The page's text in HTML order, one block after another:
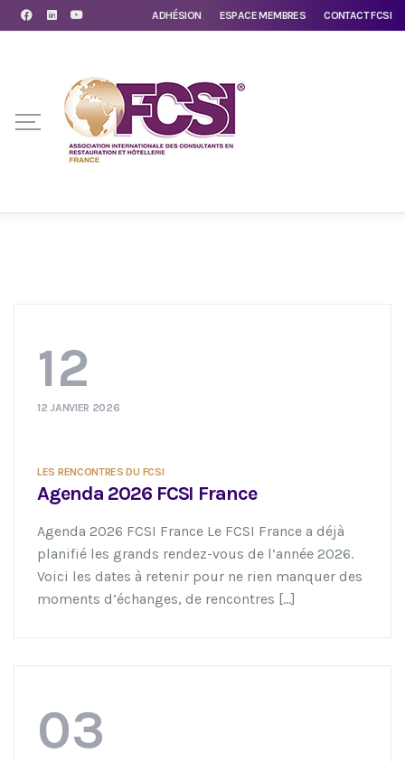
ADHÉSION ESPACE MEMBRES CONTACT FCSI
12
12 JANVIER 2026
LES RENCONTRES DU FCSI
Agenda 2026 FCSI France
Agenda 2026 FCSI France Le FCSI France a déjà
planifié les grands rendez-vous de l’année 2026.
Voici les dates à retenir pour ne rien manquer des
moments d’échanges, de rencontres [...]
03